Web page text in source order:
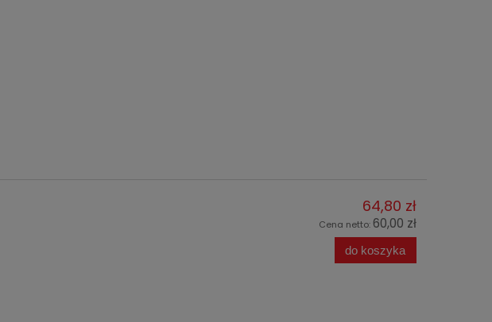
64,80 zł
Cena netto: 60,00 zł
do koszyka